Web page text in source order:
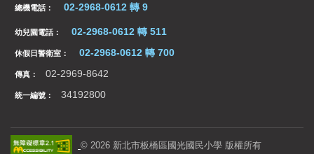
總機電話： 02-2968-0612 轉 9
幼兒園電話： 02-2968-0612 轉 511
休假日警衛室： 02-2968-0612 轉 700
傳真： 02-2969-8642
統一編號： 34192800
© 2026 新北市板橋區國光國民小學 版權所有